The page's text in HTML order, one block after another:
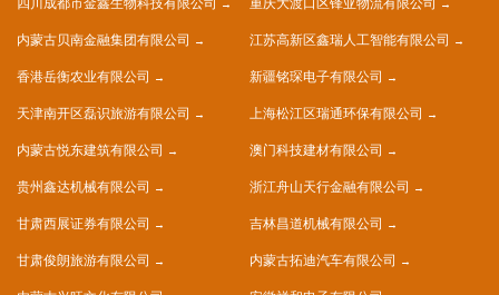
四川成都市金鑫生物科技有限公司 重庆大渡口区锋亚物流有限公司
内蒙古贝南金融集团有限公司 江苏高新区鑫瑞人工智能有限公司
香港岳衡农业有限公司 新疆铭琛电子有限公司
天津南开区磊识旅游有限公司 上海松江区瑞通环保有限公司
内蒙古悦东建筑有限公司 澳门科技建材有限公司
贵州鑫达机械有限公司 浙江舟山天行金融有限公司
甘肃西展证券有限公司 吉林昌道机械有限公司
甘肃俊朗旅游有限公司 内蒙古拓迪汽车有限公司